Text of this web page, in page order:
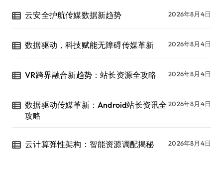
云安全护航传媒数据新趋势 2026年8月4日
数据驱动，科技赋能无障碍传媒革新 2026年8月4日
VR跨界融合新趋势：站长资源全攻略 2026年8月4日
数据驱动传媒革新：Android站长资讯全
攻略
2026年8月4日
云计算弹性架构：智能资源调配揭秘 2026年8月4日